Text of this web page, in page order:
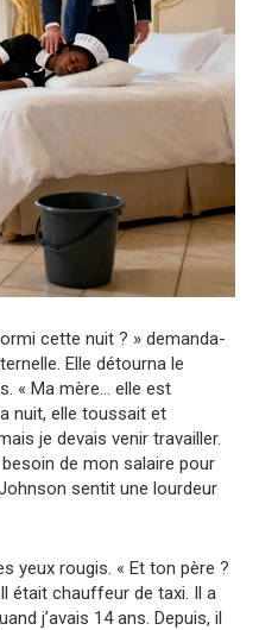
cette nuit ? » demanda-
Elle détourna le
« Ma mère… elle est
nuit, elle toussait et
je devais venir travailler.
besoin de mon salaire pour
sentit une lourdeur
yeux rougis. « Et ton père ?
était chauffeur de taxi. Il a
j’avais 14 ans. Depuis, il